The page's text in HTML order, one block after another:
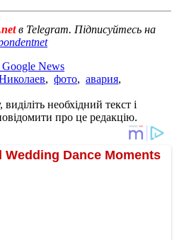
в Telegram. Підписуйтесь на
News
, фото, авария,
необхідний текст і
про це редакцію.